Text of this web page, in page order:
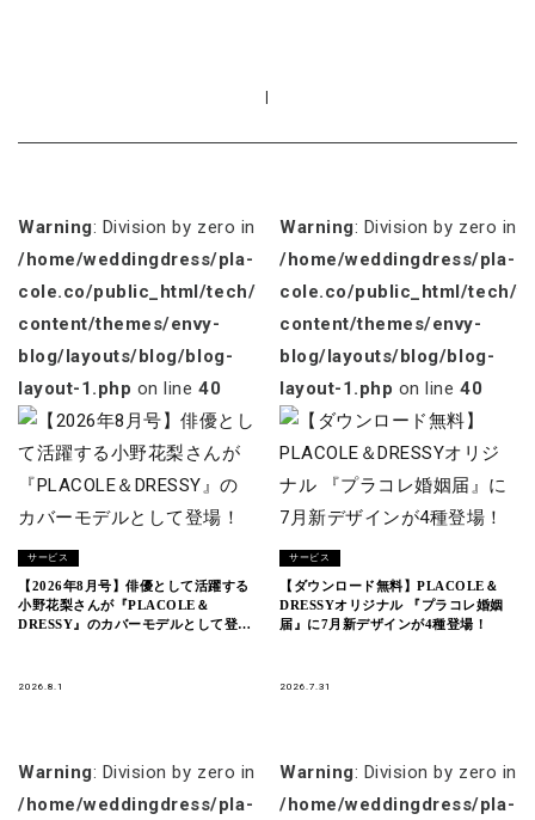
Warning: Division by zero in
/home/weddingdress/pla-
cole.co/public_html/tech/wp-
content/themes/envy-
blog/layouts/blog/blog-
layout-1.php on line40
サービス
【2026年8月号】俳優として活躍する
小野花梨さんが『PLACOLE＆
DRESSY』のカバーモデルとして登
2026.8.1
Warning: Division by zero in
/home/weddingdress/pla-
cole.co/public_html/tech/
content/themes/envy-
blog/layouts/blog/blog-
layout-1.php on line40
サービス
【ダウンロード無料】PLACOLE＆
DRESSYオリジナル 『プラコレ婚姻
届』に7月新デザインが4種登場！
2026.7.31
Warning: Division by zero in
/home/weddingdress/pla-
Warning: Division by zero in
/home/weddingdress/pla-